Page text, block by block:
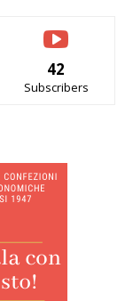
42
Subscribers